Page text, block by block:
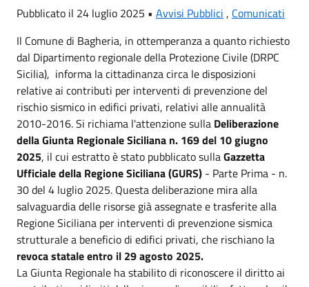
Pubblicato il 24 luglio 2025 • Avvisi Pubblici , Comunicati
Il Comune di Bagheria, in ottemperanza a quanto richiesto
dal Dipartimento regionale della Protezione Civile (DRPC
Sicilia), informa la cittadinanza circa le disposizioni
relative ai contributi per interventi di prevenzione del
rischio sismico in edifici privati, relativi alle annualità
2010-2016. Si richiama l'attenzione sulla Deliberazione
della Giunta Regionale Siciliana n. 169 del 10 giugno
2025, il cui estratto è stato pubblicato sullaGazzetta
Ufficiale della Regione Siciliana (GURS) - Parte Prima - n.
30 del 4 luglio 2025. Questa deliberazione mira alla
salvaguardia delle risorse già assegnate e trasferite alla
Regione Siciliana per interventi di prevenzione sismica
strutturale a beneficio di edifici privati, che rischiano la
revoca statale entro il 29 agosto 2025.
La Giunta Regionale ha stabilito di riconoscere il diritto ai